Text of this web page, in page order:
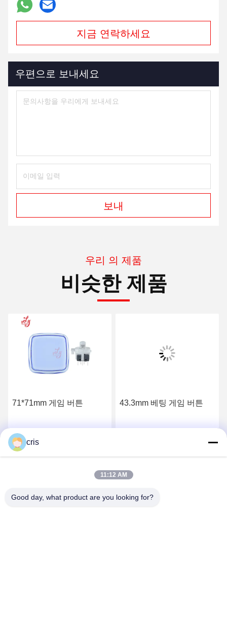
지금 연락하세요
우편으로 보내세요
보내
우리 의 제품
비슷한 제품
71*71mm 게임 버튼
최상의 가격을 얻으세요
43.3mm 베팅 게임 버튼
최상의 가격을 얻으세요
cris
11:12 AM
Good day, what product are you looking for?